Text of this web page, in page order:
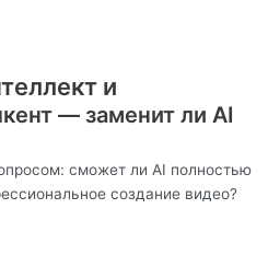
и
— заменит ли AI
сможет ли AI полностью
создание видео?